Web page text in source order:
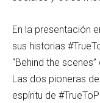
En la presentación
sus historias
“Behind the
Las dos pioneras
espíritu de